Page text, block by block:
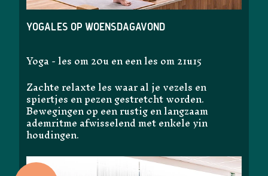
Yogales op woensdagavond
Yoga - les om 20u en een les om 21u15
Zachte relaxte les waar al je vezels en
spiertjes en pezen gestretcht worden.
Bewegingen op een rustig en langzaam
ademritme afwisselend met enkele yin
houdingen.